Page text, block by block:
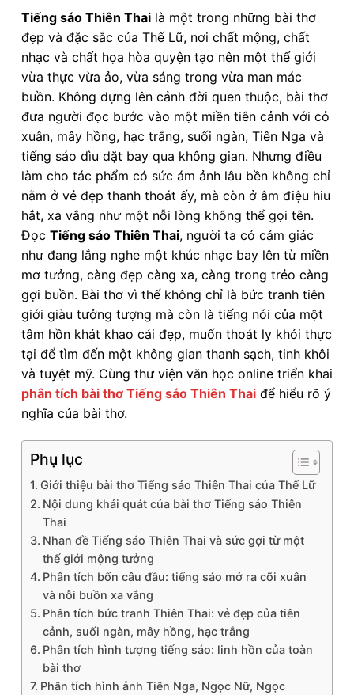
Tiếng sáo Thiên Thai là một trong những bài thơ
đẹp và đặc sắc của Thế Lữ, nơi chất mộng, chất
nhạc và chất họa hòa quyện tạo nên một thế giới
vừa thực vừa ảo, vừa sáng trong vừa man mác
buồn. Không dựng lên cảnh đời quen thuộc, bài thơ
đưa người đọc bước vào một miền tiên cảnh với cỏ
xuân, mây hồng, hạc trắng, suối ngàn, Tiên Nga và
tiếng sáo dìu dặt bay qua không gian. Nhưng điều
làm cho tác phẩm có sức ám ảnh lâu bền không chỉ
nằm ở vẻ đẹp thanh thoát ấy, mà còn ở âm điệu hiu
hắt, xa vắng như một nỗi lòng không thể gọi tên.
Đọc Tiếng sáo Thiên Thai, người ta có cảm giác
như đang lắng nghe một khúc nhạc bay lên từ miền
mơ tưởng, càng đẹp càng xa, càng trong trẻo càng
gợi buồn. Bài thơ vì thế không chỉ là bức tranh tiên
giới giàu tưởng tượng mà còn là tiếng nói của một
tâm hồn khát khao cái đẹp, muốn thoát ly khỏi thực
tại để tìm đến một không gian thanh sạch, tinh khôi
và tuyệt mỹ. Cùng thư viện văn học online triển khai
phân tích bài thơ Tiếng sáo Thiên Thai để hiểu rõ ý
nghĩa của bài thơ.
Phụ lục
Giới thiệu bài thơ Tiếng sáo Thiên Thai của Thế Lữ
Nội dung khái quát của bài thơ Tiếng sáo Thiên
Thai
Nhan đề Tiếng sáo Thiên Thai và sức gợi từ một
thế giới mộng tưởng
Phân tích bốn câu đầu: tiếng sáo mở ra cõi xuân
và nỗi buồn xa vắng
Phân tích bức tranh Thiên Thai: vẻ đẹp của tiên
cảnh, suối ngàn, mây hồng, hạc trắng
Phân tích hình tượng tiếng sáo: linh hồn của toàn
bài thơ
Phân tích hình ảnh Tiên Nga, Ngọc Nữ, Ngọc